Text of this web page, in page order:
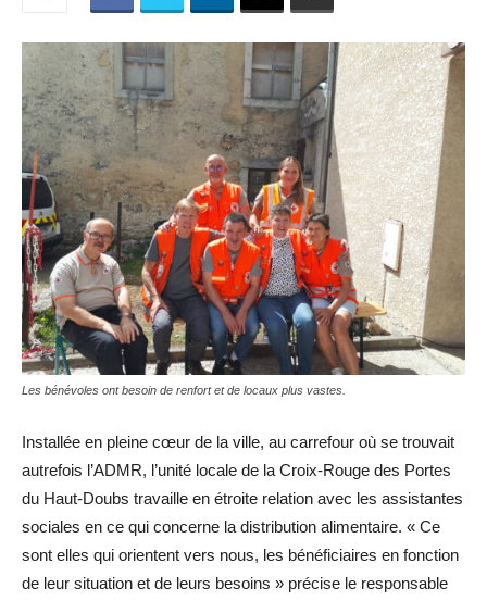
Les bénévoles ont besoin de renfort et de locaux plus vastes.
Installée en pleine cœur de la ville, au carrefour où se trouvait
autrefois l’ADMR, l’unité locale de la Croix-Rouge des Portes
du Haut-Doubs travaille en étroite relation avec les assistantes
sociales en ce qui concerne la distribution alimentaire. « Ce
sont elles qui orientent vers nous, les bénéficiaires en fonction
de leur situation et de leurs besoins » précise le responsable